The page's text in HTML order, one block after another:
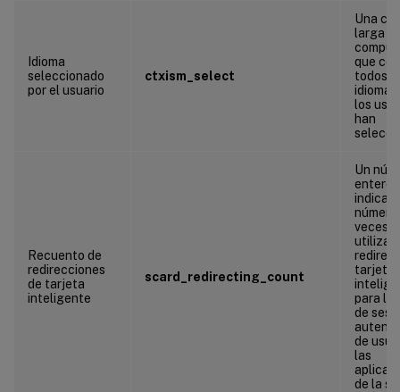
Idioma
seleccionado
por el usuario
ctxism_select
Una
larga
que
todos
idiomas
los
han
Recuento de
redirecciones
de tarjeta
inteligente
scard_redirecting_count
Un
entero
indica
número
veces
utiliza
tarjeta
para
de
de
las
de la